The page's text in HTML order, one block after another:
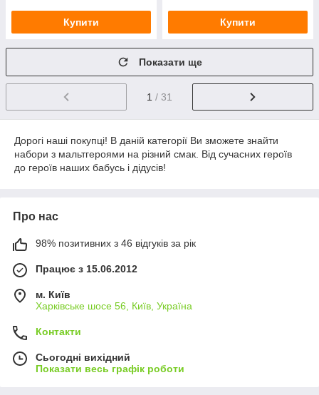
Купити Купити
Показати ще
1 / 31
Дорогі наші покупці! В даній категорії Ви зможете знайти
набори з мальтгероями на різний смак. Від сучасних героїв
до героїв наших бабусь і дідусів!
Про нас
98% позитивних з 46 відгуків за рік
Працює з 15.06.2012
м. Київ
Харківське шосе 56, Київ, Україна
Контакти
Сьогодні вихідний
Показати весь графік роботи